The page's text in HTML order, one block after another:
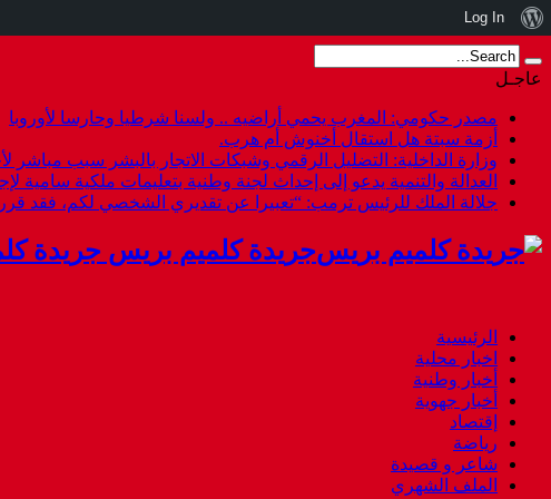
عاجـل
مصدر حكومي: المغرب يحمي أراضيه .. ولسنا شرطيا وحارسا لأوروبا
أزمة سبتة هل استقال أخنوش أم هرب.
وزارة الداخلية: التضليل الرقمي وشبكات الاتجار بالبشر سبب مباشر
العدالة والتنمية يدعو إلى إحداث لجنة وطنية بتعليمات ملكية سامية
جلالة الملك للرئيس ترمب: “تعبيرا عن تقديري الشخصي لكم، فقد
جريدة كلميم بريس جريدة
الرئيسية
اخبار محلية
أخبار وطنية
أخبار جهوية
إقتصاد
رياضة
شاعر و قصيدة
الملف الشهري
نبذة
عن
ووردبريس
Log In